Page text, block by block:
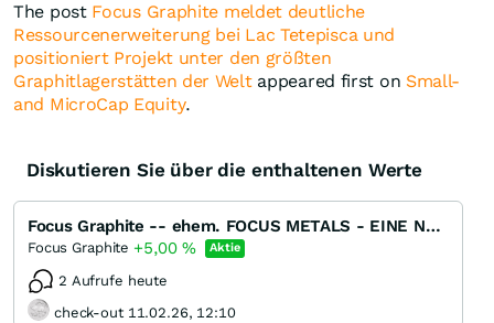
The post Focus Graphite meldet deutliche
Ressourcenerweiterung bei Lac Tetepisca und
positioniert Projekt unter den größten
Graphitlagerstätten der Weltappeared first on Small-
and MicroCap Equity.
Diskutieren Sie über die enthaltenen Werte
Focus Graphite -- ehem. FOCUS METALS - EINE NEUE GRAPHIT / REE - PERLE !!!!
Focus Graphite +5,00% Aktie
2 Aufrufe heute
check-out 11.02.26, 12:10